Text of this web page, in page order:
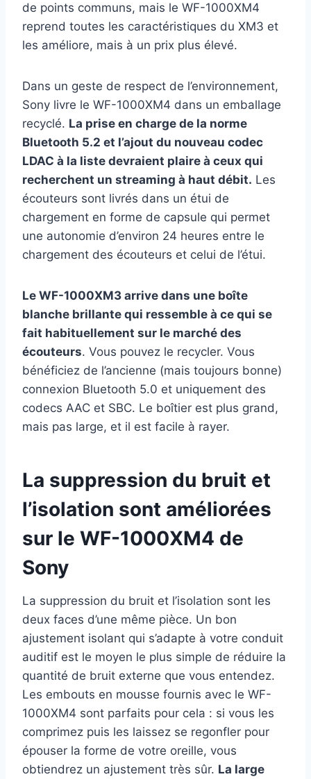
de points communs, mais le WF-1000XM4
reprend toutes les caractéristiques du XM3 et
les améliore, mais à un prix plus élevé.
Dans un geste de respect de l’environnement,
Sony livre le WF-1000XM4 dans un emballage
recyclé. La prise en charge de la norme
Bluetooth 5.2 et l’ajout du nouveau codec
LDAC à la liste devraient plaire à ceux qui
recherchent un streaming à haut débit. Les
écouteurs sont livrés dans un étui de
chargement en forme de capsule qui permet
une autonomie d’environ 24 heures entre le
chargement des écouteurs et celui de l’étui.
Le WF-1000XM3 arrive dans une boîte
blanche brillante qui ressemble à ce qui se
fait habituellement sur le marché des
écouteurs. Vous pouvez le recycler. Vous
bénéficiez de l’ancienne (mais toujours bonne)
connexion Bluetooth 5.0 et uniquement des
codecs AAC et SBC. Le boîtier est plus grand,
mais pas large, et il est facile à rayer.
La suppression du bruit et
l’isolation sont améliorées
sur le WF-1000XM4 de
Sony
La suppression du bruit et l’isolation sont les
deux faces d’une même pièce. Un bon
ajustement isolant qui s’adapte à votre conduit
auditif est le moyen le plus simple de réduire la
quantité de bruit externe que vous entendez.
Les embouts en mousse fournis avec le WF-
1000XM4 sont parfaits pour cela : si vous les
comprimez puis les laissez se regonfler pour
épouser la forme de votre oreille, vous
obtiendrez un ajustement très sûr. La large